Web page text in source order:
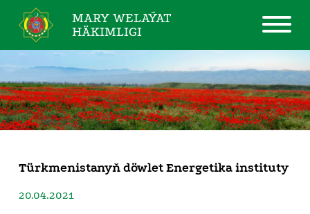
MARY WELAÝAT
HÄKIMLIGI
Türkmenistanyň döwlet Energetika instituty
20.04.2021